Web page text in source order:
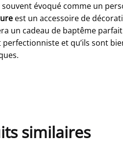
souvent évoqué comme un
est un accessoire de
un cadeau de baptême
perfectionniste et qu’ils sont
similaires